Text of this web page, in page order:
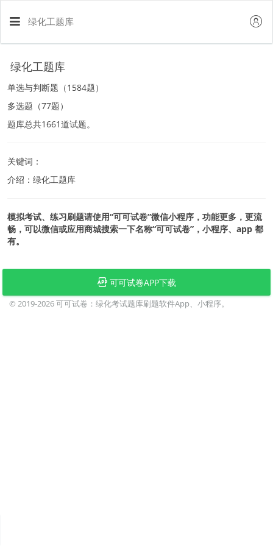
绿化工题库
绿化工题库
单选与判断题（1584题）
多选题（77题）
题库总共1661道试题。
关键词：
介绍：绿化工题库
模拟考试、练习刷题请使用“可可试卷”微信小程序，功能更多，更流
畅，可以微信或应用商城搜索一下名称“可可试卷”，小程序、app 都
有。
可可试卷APP下载
© 2019-2026可可试卷：绿化考试题库刷题软件App、小程序。